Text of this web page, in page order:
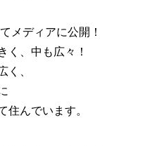
メディアに公開！
く、中も広々！
く、
住んでいます。